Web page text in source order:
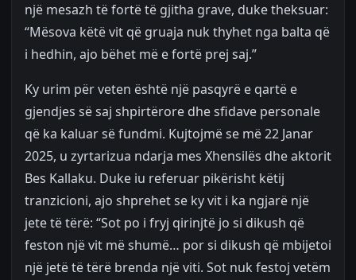
një mesazh të fortë të gjitha grave, duke theksuar:
“Mësova këtë vit që gruaja nuk thyhet nga balta që
i hedhin, ajo bëhet më e fortë prej saj.”
Ky urim për veten është një pasqyrë e qartë e
gjendjes së saj shpirtërore dhe sfidave personale
që ka kaluar së fundmi. Kujtojmë se më 22 Janar
2025, u zyrtarizua ndarja mes Xhensilës dhe aktorit
Bes Kallaku. Duke iu referuar pikërisht këtij
tranzicioni, ajo shprehet se ky vit i ka ngjarë një
jete të tërë: “Sot po i fryj qirinjtë jo si dikush që
feston një vit më shumë… por si dikush që mbijetoi
një jetë të tërë brenda një viti. Sot nuk festoj vetëm